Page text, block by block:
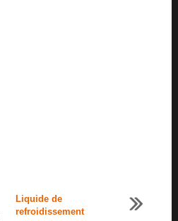
Liquide de
refroidissement